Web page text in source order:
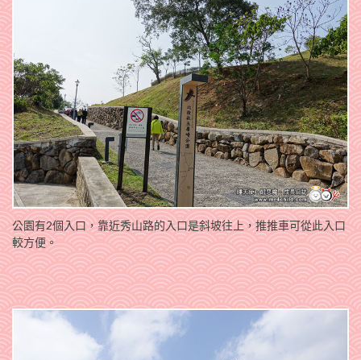
公園有2個入口，靠近秀山路的入口是斜坡往上，推推車可從此入口
較方便。